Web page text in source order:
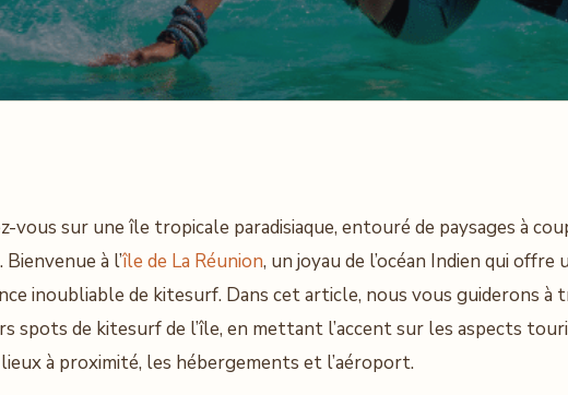
vous sur une île tropicale paradisiaque, entouré de paysages à
à l’île de La Réunion, un joyau de l’océan Indien qui offre
inoubliable de kitesurf. Dans cet article, nous vous guiderons à
spots de kitesurf de l’île, en mettant l’accent sur les aspects
à proximité, les hébergements et l’aéroport.